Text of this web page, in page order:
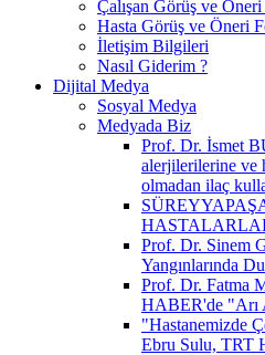
Çalışan Görüş ve
Hasta Görüş ve Öneri
İletişim Bilgileri
Nasıl Giderim ?
Dijital Medya
Sosyal Medya
Medyada Biz
Prof. Dr. İsmet
alerjilerilerine ve
olmadan ilaç
Prof. Dr. Sinem
Yangınlarında
Prof. Dr. Fatma
HABER'de "Arı
"Hastanemizde
Ebru Sulu, TRT